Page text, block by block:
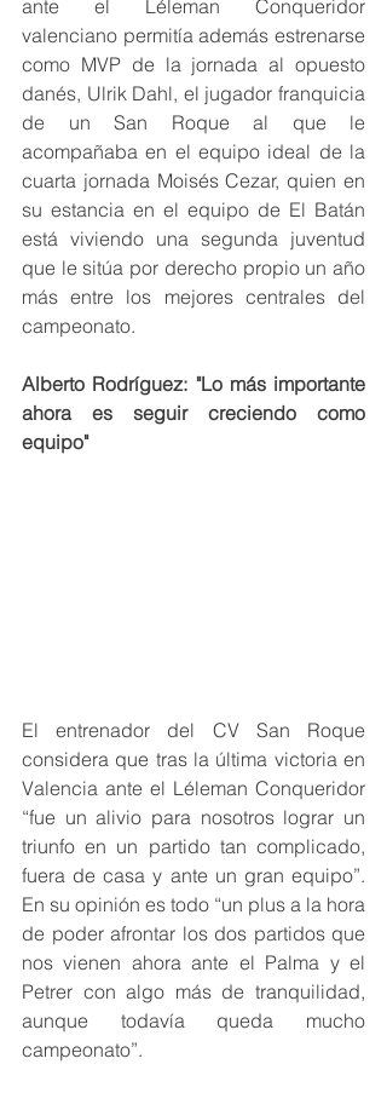
ante el Léleman Conqueridor
valenciano permitía además estrenarse
como MVP de la jornada al opuesto
danés, Ulrik Dahl, el jugador franquicia
de un San Roque al que le
acompañaba en el equipo ideal de la
cuarta jornada Moisés Cezar, quien en
su estancia en el equipo de El Batán
está viviendo una segunda juventud
que le sitúa por derecho propio un año
más entre los mejores centrales del
campeonato.
Alberto Rodríguez: "Lo más importante
ahora es seguir creciendo como
equipo"
El entrenador del CV San Roque
considera que tras la última victoria en
Valencia ante el Léleman Conqueridor
“fue un alivio para nosotros lograr un
triunfo en un partido tan complicado,
fuera de casa y ante un gran equipo”.
En su opinión es todo “un plus a la hora
de poder afrontar los dos partidos que
nos vienen ahora ante el Palma y el
Petrer con algo más de tranquilidad,
aunque todavía queda mucho
campeonato”.